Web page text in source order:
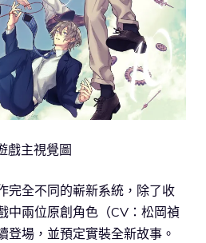
戲主視覺圖
完全不同的嶄新系統，除了收
中兩位原創角色（CV：松岡禎
登場，並預定實裝全新故事。